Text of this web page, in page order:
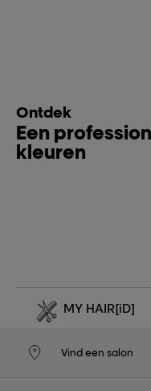
Ontdek
Een
kleuren
MY HAIR[iD]
Vind een salon